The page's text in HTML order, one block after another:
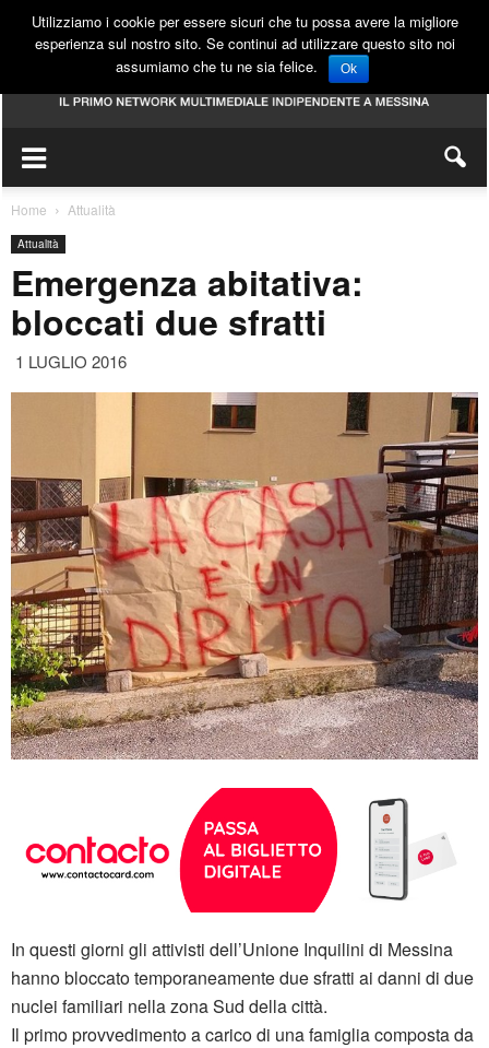
Home Attualità
Attualità
Emergenza abitativa:
bloccati due sfratti
1 LUGLIO 2016
In questi giorni gli attivisti dell’Unione Inquilini di Messina
hanno bloccato temporaneamente due sfratti ai danni di due
nuclei familiari nella zona Sud della città.
Il primo provvedimento a carico di una famiglia composta da
Utilizziamo i cookie per essere sicuri che tu possa avere la migliore
esperienza sul nostro sito. Se continui ad utilizzare questo sito noi
assumiamo che tu ne sia felice.
Ok